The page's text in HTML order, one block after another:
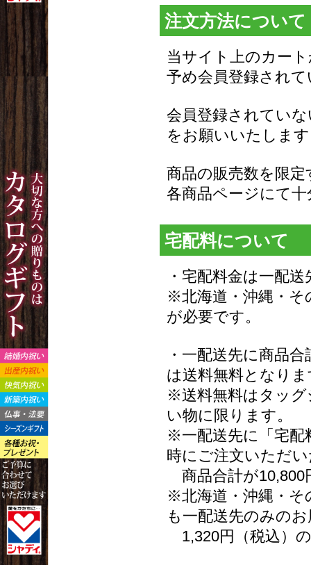
注文方法について
当サイト上のカー
予め会員登録され
会員登録されてい
をお願いいたしま
商品の販売数を限
各商品ページにて
宅配料について
・宅配料金は一配
※北海道・沖縄・そ
が必要です。
・一配送先に商品
は送料無料となり
※送料無料はタッ
い物に限ります。
※一配送先に「宅配
時にご注文いただ
商品合計が10,800
※北海道・沖縄・そ
も一配送先のみの
1,320円（税込）